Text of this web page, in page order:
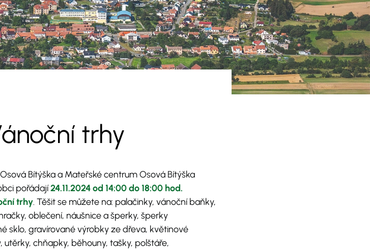
trhy
Bítýška a Mateřské centrum Osová Bítýška
pořádají24.11.2024 od 14:00 do 18:00 hod.
trhy. Těšit se můžete na: palačinky, vánoční baňky,
oblečení, náušnice a šperky, šperky
sklo, gravírované výrobky ze dřeva, květinové
utěrky, chňapky, běhouny, tašky, polštáře,